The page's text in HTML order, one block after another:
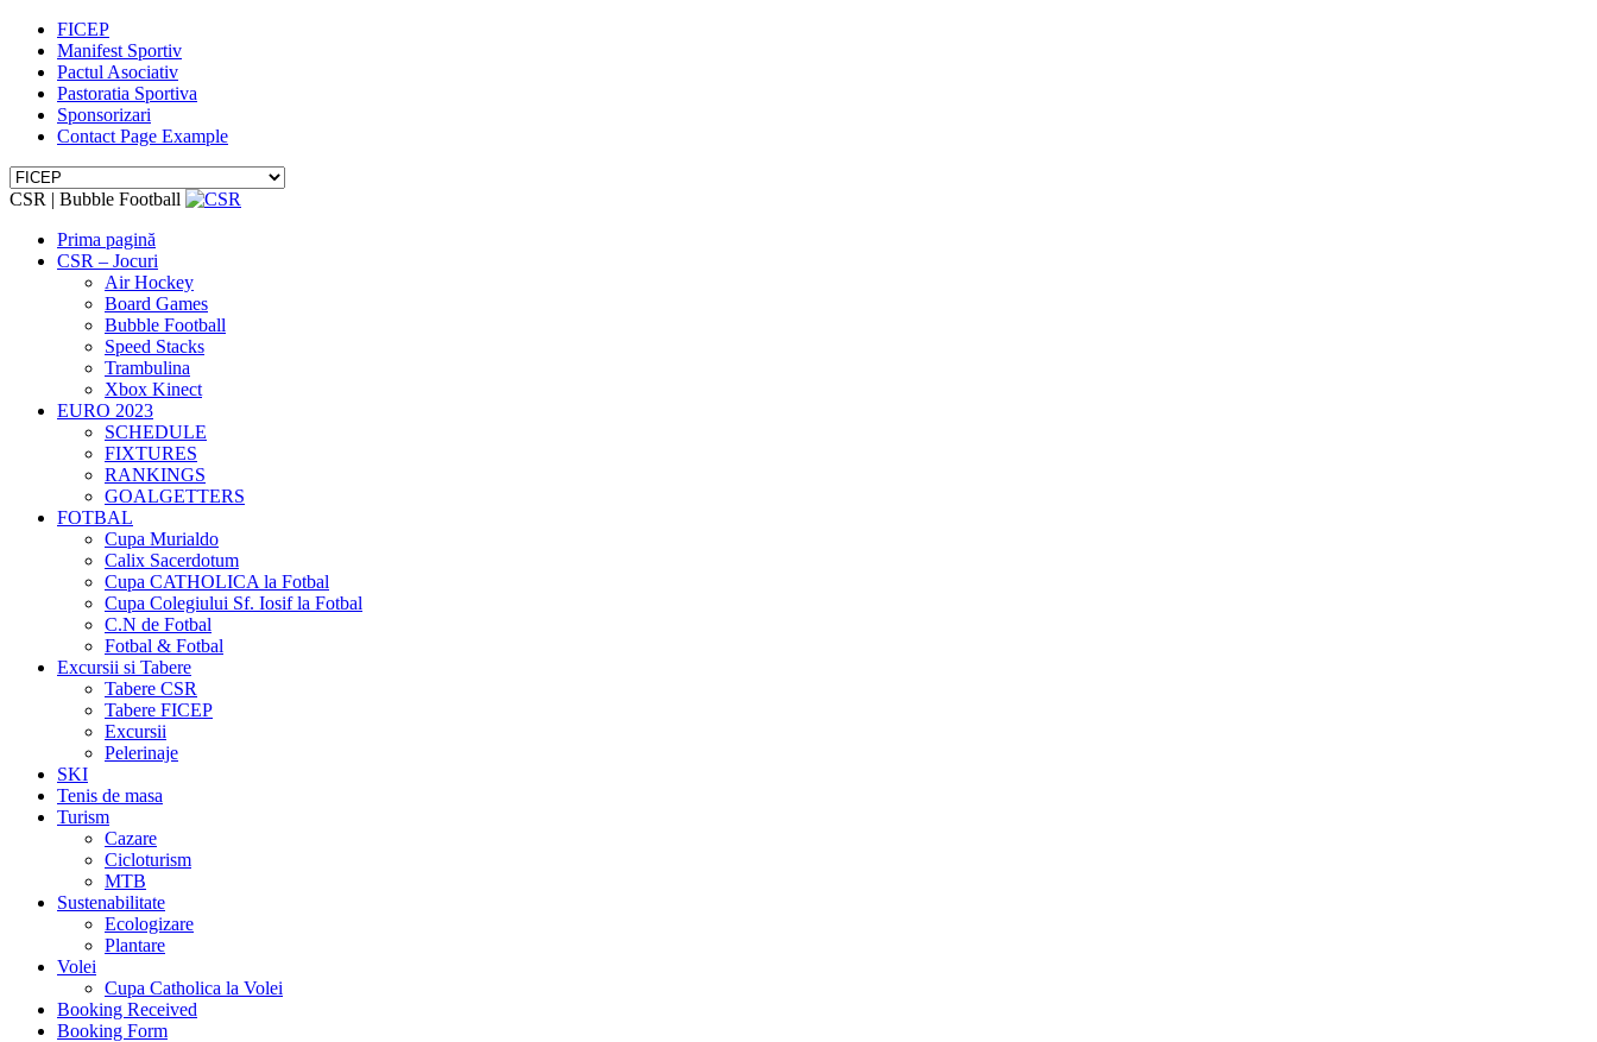
FICEP
Manifest Sportiv
Pactul Asociativ
Pastoratia Sportiva
Sponsorizari
Contact Page Example
CSR | Bubble Football
Prima pagină
CSR – Jocuri
Air Hockey
Board Games
Bubble Football
Speed Stacks
Trambulina
Xbox Kinect
EURO 2023
SCHEDULE
FIXTURES
RANKINGS
GOALGETTERS
FOTBAL
Cupa Murialdo
Calix Sacerdotum
Cupa CATHOLICA la Fotbal
Cupa Colegiului Sf. Iosif la Fotbal
C.N de Fotbal
Fotbal & Fotbal
Excursii si Tabere
Tabere CSR
Tabere FICEP
Excursii
Pelerinaje
SKI
Tenis de masa
Turism
Cazare
Cicloturism
MTB
Sustenabilitate
Ecologizare
Plantare
Volei
Cupa Catholica la Volei
Booking Received
Booking Form